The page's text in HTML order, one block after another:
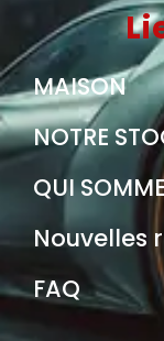
MAISON
NOTRE
QUI
Nouvelles
FAQ